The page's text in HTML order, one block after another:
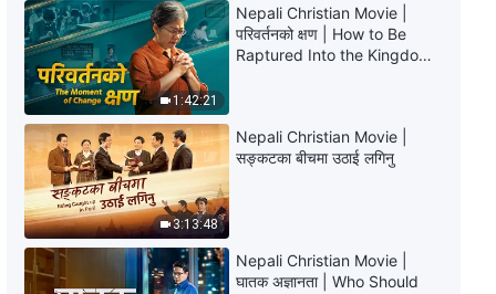
5:50
4:31
परमेश्‍वरका दैनिक वचनहरू: बाइबल सम्‍बन्धी
रहस्यहरू | अंश २७९
11:33
परमेश्‍वरका दैनिक वचनहरू: बाइबल सम्‍बन्धी
रहस्यहरू | अंश २८०
1:42:21
Nepali Christian Movie |
परिवर्तनको क्षण | How to Be
Raptured Into the Kingdom
3:13:48
Nepali Christian Movie |
सङ्कटका बीचमा उठाई लगिनु
Nepali Christian Movie |
घातक अज्ञानता | Who Should